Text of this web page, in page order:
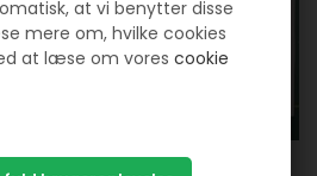
at vi benytter disse
mere om, hvilke cookies
at læse om vorescookie